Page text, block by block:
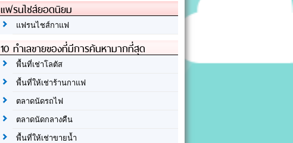
แฟรนไชส์ยอดนิยม
แฟรนไชส์กาแฟ
10 ทำเลขายของที่มีการค้นหามากที่สุด
พื้นที่เช่าโลตัส
พื้นที่ให้เช่าร้านกาแฟ
ตลาดนัดรถไฟ
ตลาดนัดกลางคืน
พื้นที่ให้เช่าขายน้ำ